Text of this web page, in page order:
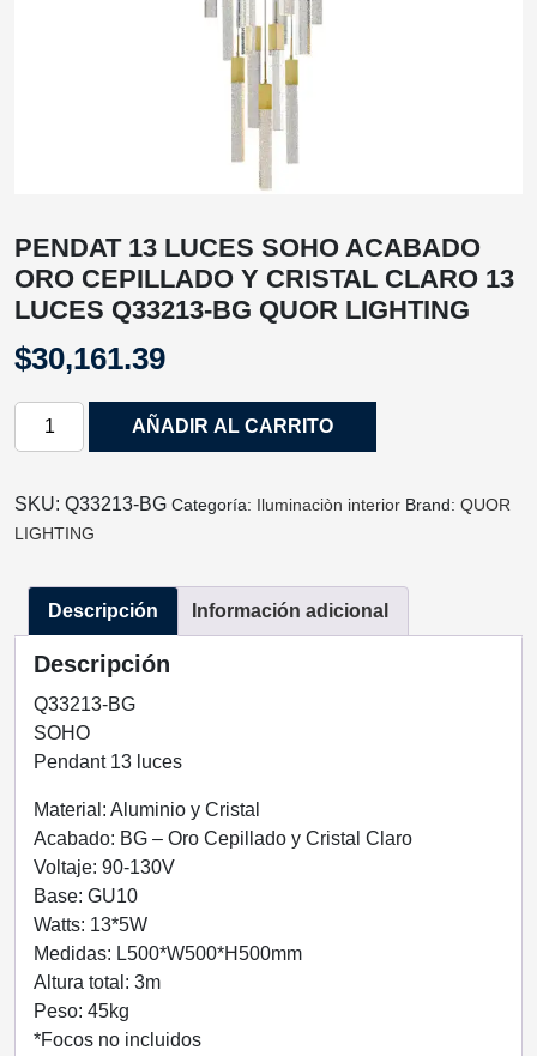
PENDAT 13 LUCES SOHO ACABADO
ORO CEPILLADO Y CRISTAL CLARO 13
LUCES Q33213-BG QUOR LIGHTING
$30,161.39
PENDAT
SOHO
ACABADO
CEPILLADO
CRISTAL
CLARO
13
LUCES
Q33213-
QUOR
LIGHTING
cantidad
AÑADIR AL CARRITO
SKU: Q33213-BG Categoría: Iluminaciòn interior Brand: QUOR
LIGHTING
Descripción Información adicional
Descripción
Q33213-BG
SOHO
Pendant 13 luces
Material: Aluminio y Cristal
Acabado: BG – Oro Cepillado y Cristal Claro
Voltaje: 90-130V
Base: GU10
Watts: 13*5W
Medidas: L500*W500*H500mm
Altura total: 3m
Peso: 45kg
*Focos no incluidos